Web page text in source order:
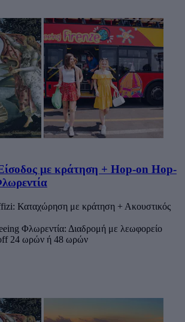
με κράτηση + Hop-on Hop-
Καταχώρηση με κράτηση + Ακουστικός
Φλωρεντία: Διαδρομή με λεωφορείο
24 ωρών ή 48 ωρών